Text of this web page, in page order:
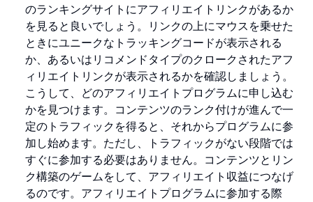
のランキングサイトにアフィリエイトリンクがあるか
を見ると良いでしょう。リンクの上にマウスを乗せた
ときにユニークなトラッキングコードが表示される
か、あるいはリコメンドタイプのクロークされたアフ
ィリエイトリンクが表示されるかを確認しましょう。
こうして、どのアフィリエイトプログラムに申し込む
かを見つけます。コンテンツのランク付けが進んで一
定のトラフィックを得ると、それからプログラムに参
加し始めます。ただし、トラフィックがない段階では
すぐに参加する必要はありません。コンテンツとリン
ク構築のゲームをして、アフィリエイト収益につなげ
るのです。アフィリエイトプログラムに参加する際